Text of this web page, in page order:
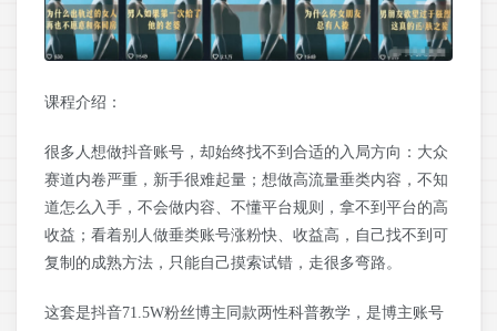
课程介绍：
很多人想做抖音账号，却始终找不到合适的入局方向：大众
赛道内卷严重，新手很难起量；想做高流量垂类内容，不知
道怎么入手，不会做内容、不懂平台规则，拿不到平台的高
收益；看着别人做垂类账号涨粉快、收益高，自己找不到可
复制的成熟方法，只能自己摸索试错，走很多弯路。
这套是抖音71.5W粉丝博主同款两性科普教学，是博主账号